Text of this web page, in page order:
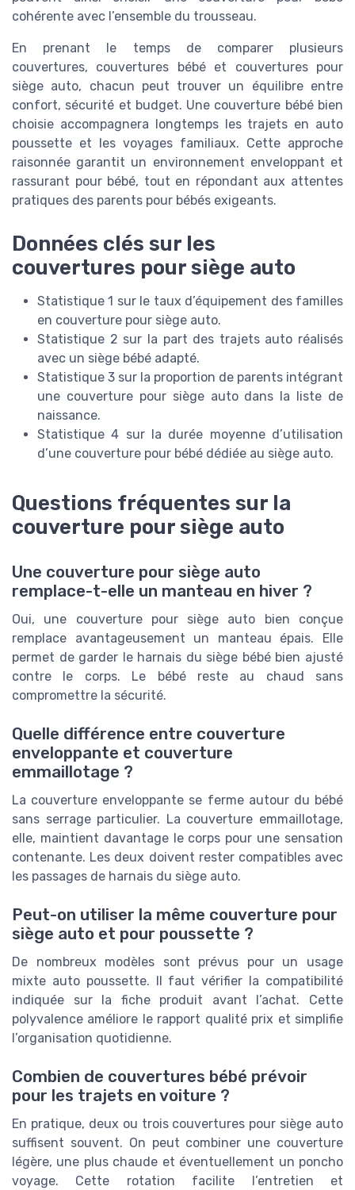
cohérente avec l’ensemble du trousseau.
En prenant le temps de comparer plusieurs
couvertures, couvertures bébé et couvertures pour
siège auto, chacun peut trouver un équilibre entre
confort, sécurité et budget. Une couverture bébé bien
choisie accompagnera longtemps les trajets en auto
poussette et les voyages familiaux. Cette approche
raisonnée garantit un environnement enveloppant et
rassurant pour bébé, tout en répondant aux attentes
pratiques des parents pour bébés exigeants.
Données clés sur les
couvertures pour siège auto
Statistique 1 sur le taux d’équipement des familles
en couverture pour siège auto.
Statistique 2 sur la part des trajets auto réalisés
avec un siège bébé adapté.
Statistique 3 sur la proportion de parents intégrant
une couverture pour siège auto dans la liste de
naissance.
Statistique 4 sur la durée moyenne d’utilisation
d’une couverture pour bébé dédiée au siège auto.
Questions fréquentes sur la
couverture pour siège auto
Une couverture pour siège auto
remplace-t-elle un manteau en hiver ?
Oui, une couverture pour siège auto bien conçue
remplace avantageusement un manteau épais. Elle
permet de garder le harnais du siège bébé bien ajusté
contre le corps. Le bébé reste au chaud sans
compromettre la sécurité.
Quelle différence entre couverture
enveloppante et couverture
emmaillotage ?
La couverture enveloppante se ferme autour du bébé
sans serrage particulier. La couverture emmaillotage,
elle, maintient davantage le corps pour une sensation
contenante. Les deux doivent rester compatibles avec
les passages de harnais du siège auto.
Peut-on utiliser la même couverture pour
siège auto et pour poussette ?
De nombreux modèles sont prévus pour un usage
mixte auto poussette. Il faut vérifier la compatibilité
indiquée sur la fiche produit avant l’achat. Cette
polyvalence améliore le rapport qualité prix et simplifie
l’organisation quotidienne.
Combien de couvertures bébé prévoir
pour les trajets en voiture ?
En pratique, deux ou trois couvertures pour siège auto
suffisent souvent. On peut combiner une couverture
légère, une plus chaude et éventuellement un poncho
voyage. Cette rotation facilite l’entretien et